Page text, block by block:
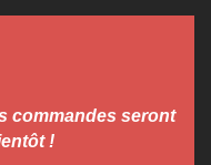
commandes seront
!